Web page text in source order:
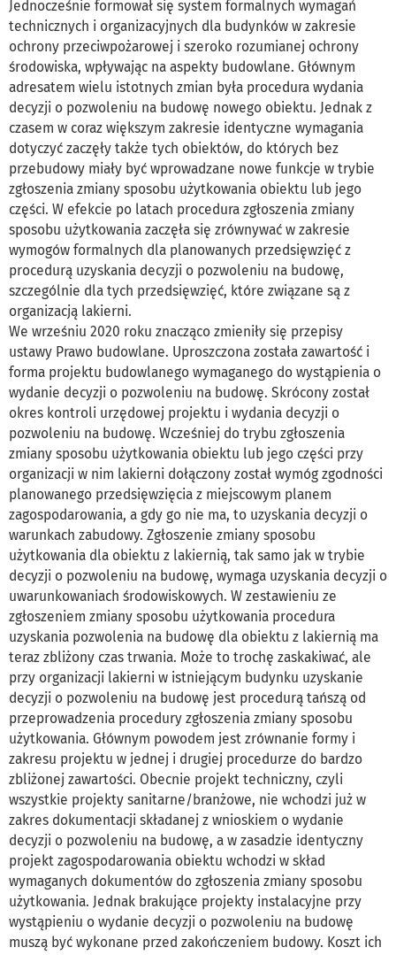
Jednocześnie formował się system formalnych wymagań
technicznych i organizacyjnych dla budynków w zakresie
ochrony przeciwpożarowej i szeroko rozumianej ochrony
środowiska, wpływając na aspekty budowlane. Głównym
adresatem wielu istotnych zmian była procedura wydania
decyzji o pozwoleniu na budowę nowego obiektu. Jednak z
czasem w coraz większym zakresie identyczne wymagania
dotyczyć zaczęły także tych obiektów, do których bez
przebudowy miały być wprowadzane nowe funkcje w trybie
zgłoszenia zmiany sposobu użytkowania obiektu lub jego
części. W efekcie po latach procedura zgłoszenia zmiany
sposobu użytkowania zaczęła się zrównywać w zakresie
wymogów formalnych dla planowanych przedsięwzięć z
procedurą uzyskania decyzji o pozwoleniu na budowę,
szczególnie dla tych przedsięwzięć, które związane są z
organizacją lakierni.
We wrześniu 2020 roku znacząco zmieniły się przepisy
ustawy Prawo budowlane. Uproszczona została zawartość i
forma projektu budowlanego wymaganego do wystąpienia o
wydanie decyzji o pozwoleniu na budowę. Skrócony został
okres kontroli urzędowej projektu i wydania decyzji o
pozwoleniu na budowę. Wcześniej do trybu zgłoszenia
zmiany sposobu użytkowania obiektu lub jego części przy
organizacji w nim lakierni dołączony został wymóg zgodności
planowanego przedsięwzięcia z miejscowym planem
zagospodarowania, a gdy go nie ma, to uzyskania decyzji o
warunkach zabudowy. Zgłoszenie zmiany sposobu
użytkowania dla obiektu z lakiernią, tak samo jak w trybie
decyzji o pozwoleniu na budowę, wymaga uzyskania decyzji o
uwarunkowaniach środowiskowych. W zestawieniu ze
zgłoszeniem zmiany sposobu użytkowania procedura
uzyskania pozwolenia na budowę dla obiektu z lakiernią ma
teraz zbliżony czas trwania. Może to trochę zaskakiwać, ale
przy organizacji lakierni w istniejącym budynku uzyskanie
decyzji o pozwoleniu na budowę jest procedurą tańszą od
przeprowadzenia procedury zgłoszenia zmiany sposobu
użytkowania. Głównym powodem jest zrównanie formy i
zakresu projektu w jednej i drugiej procedurze do bardzo
zbliżonej zawartości. Obecnie projekt techniczny, czyli
wszystkie projekty sanitarne/branżowe, nie wchodzi już w
zakres dokumentacji składanej z wnioskiem o wydanie
decyzji o pozwoleniu na budowę, a w zasadzie identyczny
projekt zagospodarowania obiektu wchodzi w skład
wymaganych dokumentów do zgłoszenia zmiany sposobu
użytkowania. Jednak brakujące projekty instalacyjne przy
wystąpieniu o wydanie decyzji o pozwoleniu na budowę
muszą być wykonane przed zakończeniem budowy. Koszt ich